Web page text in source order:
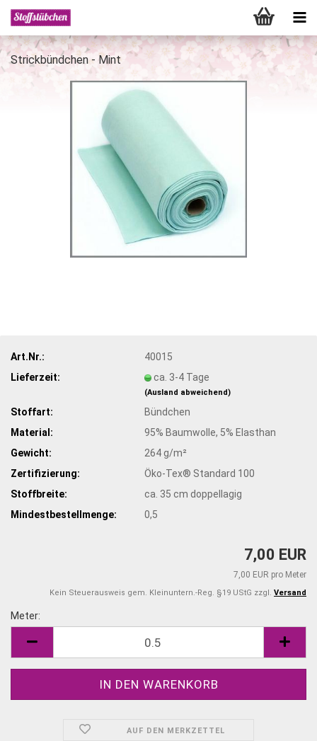
Strickbündchen - Mint
Art.Nr.:
40015
Lieferzeit:
ca. 3-4 Tage
(Ausland abweichend)
Stoffart:
Bündchen
Material:
95% Baumwolle, 5% Elasthan
Gewicht:
264 g/m²
Zertifizierung:
Öko-Tex® Standard 100
Stoffbreite:
ca. 35 cm doppellagig
Mindestbestellmenge:
0,5
7,00 EUR
7,00 EUR pro Meter
Kein Steuerausweis gem. Kleinuntern.-Reg. §19 UStG zzgl. Versand
Meter:
AUF DEN MERKZETTEL